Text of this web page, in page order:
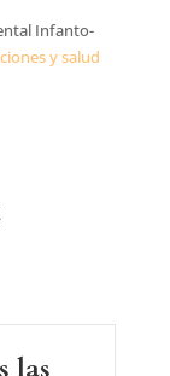
Infanto-
y salud
las